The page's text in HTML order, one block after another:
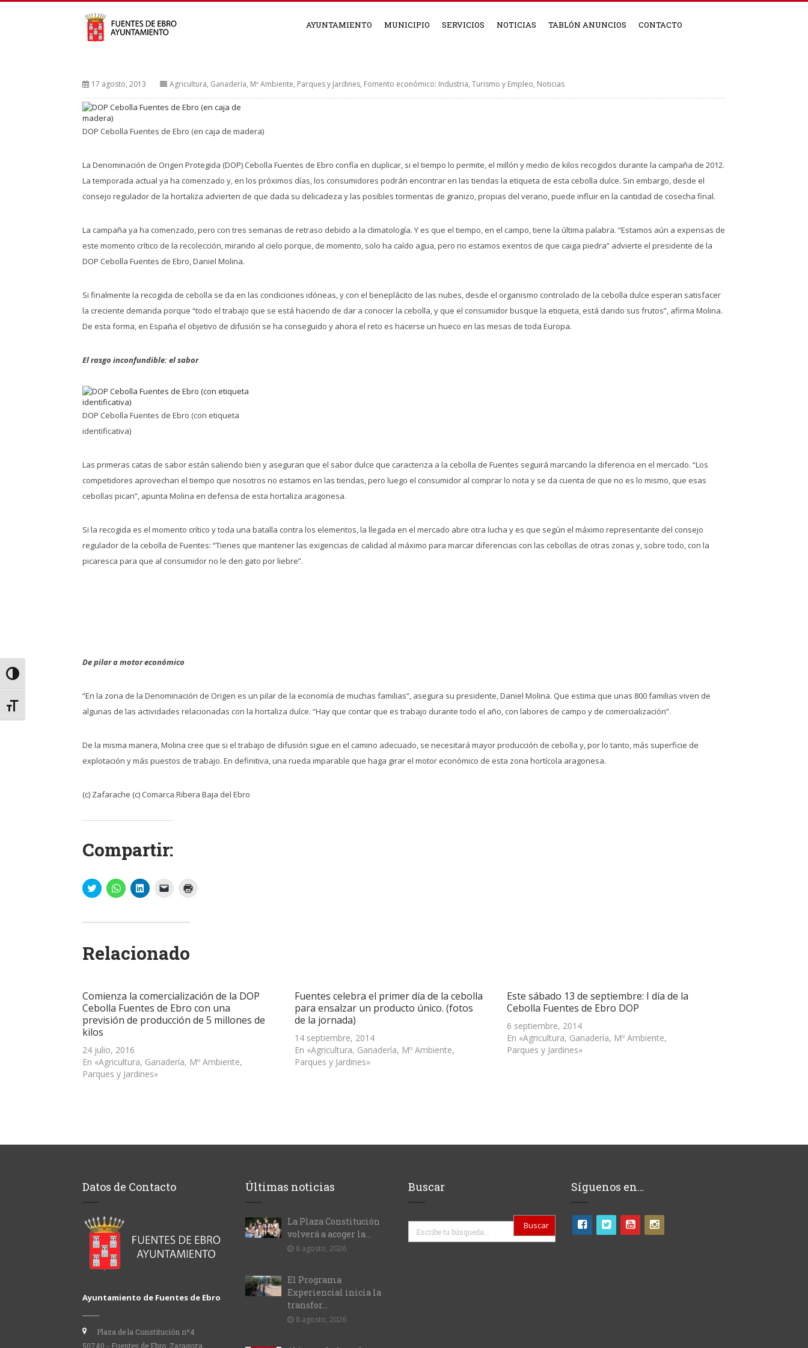
Alternar alto contraste
Alternar tamaño de letra
AYUNTAMIENTO MUNICIPIO SERVICIOS NOTICIAS TABLÓN ANUNCIOS CONTACTO
17 agosto, 2013 Agricultura, Ganadería, Mº Ambiente, Parques y Jardines, Fomento económico: Industria, Turismo y Empleo, Noticias
DOP Cebolla Fuentes de Ebro (en caja de madera)
La Denominación de Origen Protegida (DOP) Cebolla Fuentes de Ebro confía en duplicar, si el tiempo lo permite, el millón y medio de kilos recogidos durante la campaña de 2012.
La temporada actual ya ha comenzado y, en los próximos días, los consumidores podrán encontrar en las tiendas la etiqueta de esta cebolla dulce. Sin embargo, desde el
consejo regulador de la hortaliza advierten de que dada su delicadeza y las posibles tormentas de granizo, propias del verano, puede influir en la cantidad de cosecha final.
La campaña ya ha comenzado, pero con tres semanas de retraso debido a la climatología. Y es que el tiempo, en el campo, tiene la última palabra. “Estamos aún a expensas de
este momento crítico de la recolección, mirando al cielo porque, de momento, solo ha caído agua, pero no estamos exentos de que caiga piedra” advierte el presidente de la
DOP Cebolla Fuentes de Ebro, Daniel Molina.
Si finalmente la recogida de cebolla se da en las condiciones idóneas, y con el beneplácito de las nubes, desde el organismo controlado de la cebolla dulce esperan satisfacer
la creciente demanda porque “todo el trabajo que se está haciendo de dar a conocer la cebolla, y que el consumidor busque la etiqueta, está dando sus frutos”, afirma Molina.
De esta forma, en España el objetivo de difusión se ha conseguido y ahora el reto es hacerse un hueco en las mesas de toda Europa.
El rasgo inconfundible: el sabor
DOP Cebolla Fuentes de Ebro (con etiqueta
identificativa)
Las primeras catas de sabor están saliendo bien y aseguran que el sabor dulce que caracteriza a la cebolla de Fuentes seguirá marcando la diferencia en el mercado. “Los
competidores aprovechan el tiempo que nosotros no estamos en las tiendas, pero luego el consumidor al comprar lo nota y se da cuenta de que no es lo mismo, que esas
cebollas pican”, apunta Molina en defensa de esta hortaliza aragonesa.
Si la recogida es el momento crítico y toda una batalla contra los elementos, la llegada en el mercado abre otra lucha y es que según el máximo representante del consejo
regulador de la cebolla de Fuentes: “Tienes que mantener las exigencias de calidad al máximo para marcar diferencias con las cebollas de otras zonas y, sobre todo, con la
picaresca para que al consumidor no le den gato por liebre”.
De pilar a motor económico
“En la zona de la Denominación de Origen es un pilar de la economía de muchas familias”, asegura su presidente, Daniel Molina. Que estima que unas 800 familias viven de
algunas de las actividades relacionadas con la hortaliza dulce. “Hay que contar que es trabajo durante todo el año, con labores de campo y de comercialización”.
De la misma manera, Molina cree que si el trabajo de difusión sigue en el camino adecuado, se necesitará mayor producción de cebolla y, por lo tanto, más superficie de
explotación y más puestos de trabajo. En definitiva, una rueda imparable que haga girar el motor económico de esta zona hortícola aragonesa.
(c) Zafarache (c) Comarca Ribera Baja del Ebro
Compartir:
Haz
clic
Twitter
en
una
Haz
clic
WhatsApp
en
una
Haz
clic
LinkedIn
en
una
Haz
enlace
electrónico
a
en
una
ventana
nueva)
Relacionado
Comienza la comercialización de la DOP
Cebolla Fuentes de Ebro con una
previsión de producción de 5 millones de
kilos
24 julio, 2016
En «Agricultura, Ganadería, Mº Ambiente,
Parques y Jardines»
Fuentes celebra el primer día de la cebolla
para ensalzar un producto único. (fotos
de la jornada)
14 septiembre, 2014
En «Agricultura, Ganadería, Mº Ambiente,
Parques y Jardines»
Este sábado 13 de septiembre: I día de la
Cebolla Fuentes de Ebro DOP
6 septiembre, 2014
En «Agricultura, Ganadería, Mº Ambiente,
Parques y Jardines»
Datos de Contacto
Ayuntamiento de Fuentes de Ebro
Plaza de la Constitución nº4
50740 - Fuentes de Ebro, Zaragoza
Últimas noticias
La Plaza Constitución
volverá a acoger la...
8 agosto, 2026
El Programa
Experiencial inicia la
transfor...
8 agosto, 2026
Buscar
Buscar
Síguenos en…